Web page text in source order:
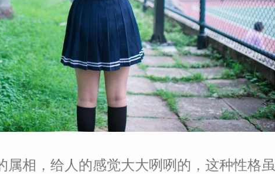
属相，给人的感觉大大咧咧的，这种性格虽